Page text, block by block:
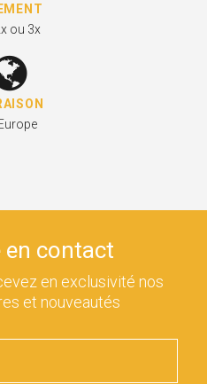
ou 3x
en contact
en exclusivité nos
et nouveautés